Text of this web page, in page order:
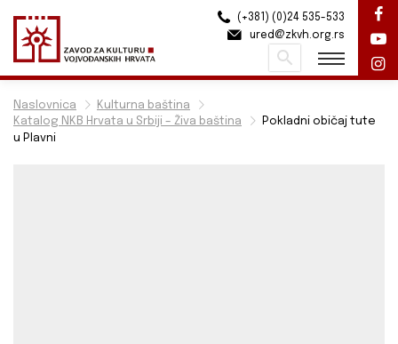
Naslovnica
Kulturna baština
Katalog NKB Hrvata u Srbiji – Živa baština
Pokladni običaj tute
u Plavni
(+381) (0)24 535-533
ured@zkvh.org.rs
Pretraži